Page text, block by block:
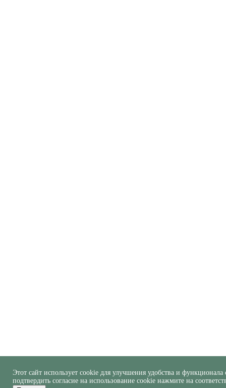
Этот сайт использует cookie для улучшения удобства и
подтвердить согласие на использование cookie нажмите на